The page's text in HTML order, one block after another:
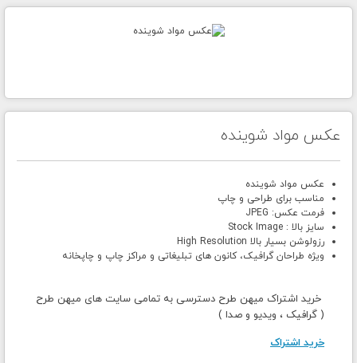
عکس مواد شوینده
عکس مواد شوینده
مناسب برای طراحی و چاپ
فرمت عکس: JPEG
سایز بالا : Stock Image
رزولوشن بسیار بالا High Resolution
ویژه طراحان گرافیک، کانون های تبلیغاتی و مراکز چاپ و چاپخانه
خرید اشتراک میهن طرح دسترسی به تمامی سایت های میهن طرح
( گرافیک ، ویدیو و صدا )
خرید اشتراک